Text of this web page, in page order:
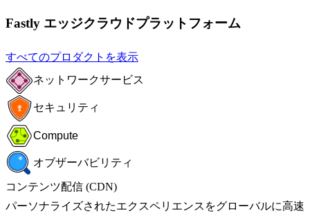
Fastly エッジクラウドプラットフォーム
すべてのプロダクトを表示
ネットワークサービス
セキュリティ
Compute
オブザーバビリティ
コンテンツ配信 (CDN)
パーソナライズされたエクスペリエンスをグローバルに高速